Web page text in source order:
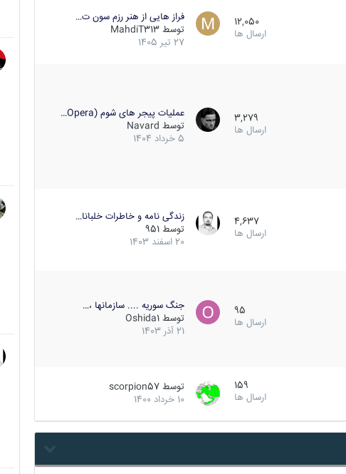
12,050
ارسال ها
فراز هایی از هنر رزم سون ت…
توسط MahdiT313
27 تیر 1405
3,279
ارسال ها
عملیات پیجر های شوم (Opera…
توسط Navard
5 خرداد 1404
4,637
ارسال ها
زندگی نامه و خاطرات خلبانا…
توسط 951
20 اسفند 1403
95
ارسال ها
جنگ سوریه .... سازمانها ،…
توسط Oshida1
21 آذر 1403
159
ارسال ها
توسط scorpion57
10 خرداد 1400